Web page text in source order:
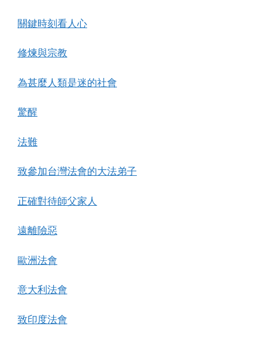
關鍵時刻看人心
修煉與宗教
為甚麼人類是迷的社會
驚醒
法難
致參加台灣法會的大法弟子
正確對待師父家人
遠離險惡
歐洲法會
意大利法會
致印度法會